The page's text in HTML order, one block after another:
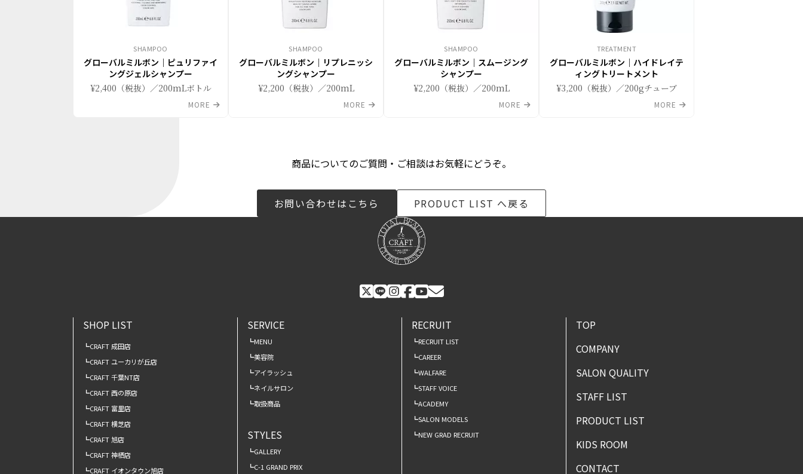
SHAMPOO
グローバルミルボン｜ピュリファイ
ングジェルシャンプー
¥2,400（税抜）／200mLボトル
MORE
SHAMPOO
グローバルミルボン｜リプレニッシ
ングシャンプー
¥2,200（税抜）／200mL
MORE
SHAMPOO
グローバルミルボン｜スムージング
シャンプー
¥2,200（税抜）／200mL
MORE
TREATMENT
グローバルミルボン｜ハイドレイテ
ィングトリートメント
¥3,200（税抜）／200gチューブ
MORE
商品についてのご質問・ご相談はお気軽にどうぞ。
お問い合わせはこちら PRODUCT LIST へ戻る
SHOP LIST
CRAFT 成田店
CRAFT ユーカリが丘店
CRAFT 千葉NT店
CRAFT 西の原店
CRAFT 富里店
CRAFT 横芝店
CRAFT 旭店
CRAFT 神栖店
CRAFT イオンタウン旭店
SERVICE
MENU
美容院
アイラッシュ
ネイルサロン
取扱商品
STYLES
GALLERY
C-1 GRAND PRIX
RECRUIT
RECRUIT LIST
CAREER
WALFARE
STAFF VOICE
ACADEMY
SALON MODELS
NEW GRAD RECRUIT
TOP
COMPANY
SALON QUALITY
STAFF LIST
PRODUCT LIST
KIDS ROOM
CONTACT